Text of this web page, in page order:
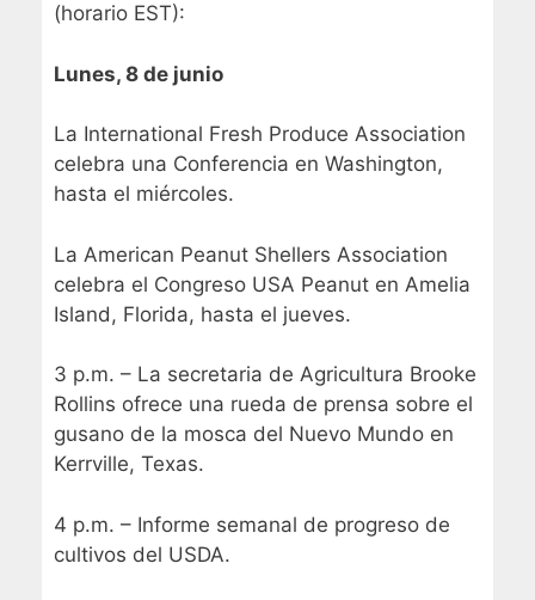
(horario EST):
Lunes, 8 de junio
La International Fresh Produce Association
celebra una Conferencia en Washington,
hasta el miércoles.
La American Peanut Shellers Association
celebra el Congreso USA Peanut en Amelia
Island, Florida, hasta el jueves.
3 p.m. – La secretaria de Agricultura Brooke
Rollins ofrece una rueda de prensa sobre el
gusano de la mosca del Nuevo Mundo en
Kerrville, Texas.
4 p.m. – Informe semanal de progreso de
cultivos del USDA.